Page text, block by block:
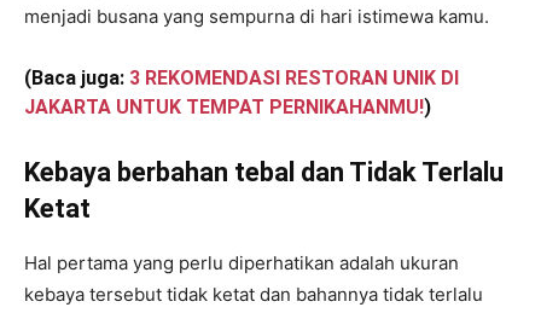
menjadi busana yang sempurna di hari istimewa kamu.
(Baca juga: 3 REKOMENDASI RESTORAN UNIK DI
JAKARTA UNTUK TEMPAT PERNIKAHANMU!)
Kebaya berbahan tebal dan Tidak Terlalu
Ketat
Hal pertama yang perlu diperhatikan adalah ukuran
kebaya tersebut tidak ketat dan bahannya tidak terlalu